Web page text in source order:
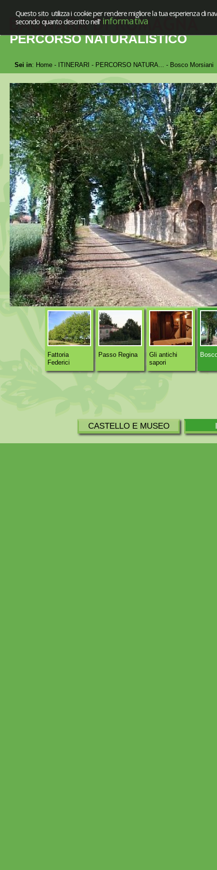
Questo sito utilizza i cookie per rendere migliore la tua esperienza di
secondo quanto descritto nell'informativa
PERCORSO NATURALISTICO
Sei in: Home - ITINERARI - PERCORSO NATURA... - Bosco Morsiani
Fattoria
Federici
Passo Regina
Gli antichi
sapori
CASTELLO E MUSEO